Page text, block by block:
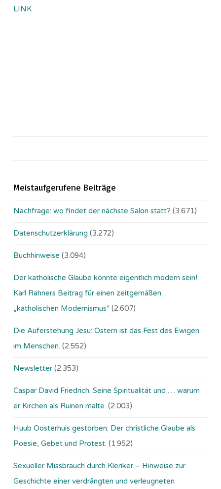
LINK
Meistaufgerufene Beiträge
Nachfrage: wo findet der nächste Salon statt? (3.671)
Datenschutzerklärung (3.272)
Buchhinweise (3.094)
Der katholische Glaube könnte eigentlich modern sein!
Karl Rahners Beitrag für einen zeitgemäßen
„katholischen Modernismus“ (2.607)
Die Auferstehung Jesu: Ostern ist das Fest des Ewigen
im Menschen. (2.552)
Newsletter (2.353)
Caspar David Friedrich: Seine Spiritualität und … warum
er Kirchen als Ruinen malte. (2.003)
Huub Oosterhuis gestorben: Der christliche Glaube als
Poesie, Gebet und Protest. (1.952)
Sexueller Missbrauch durch Kleriker – Hinweise zur
Geschichte einer verdrängten und verleugneten